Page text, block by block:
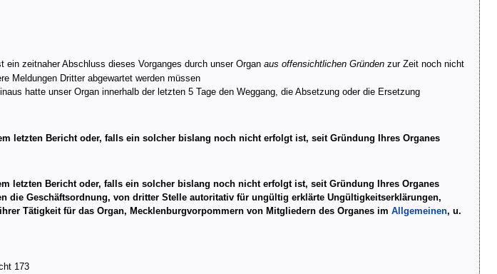
zeitnaher Abschluss dieses Vorganges durch unser Organ aus offensichtlichen Gründenzur Zeit noch nicht
Meldungen Dritter abgewartet werden müssen
hatte unser Organ innerhalb der letzten 5 Tage den Weggang, die Absetzung oder die Ersetzung
letzten Bericht oder, falls ein solcher bislang noch nicht erfolgt ist, seit Gründung Ihres Organes
letzten Bericht oder, falls ein solcher bislang noch nicht erfolgt ist, seit Gründung Ihres Organes
die Geschäftsordnung, von dritter Stelle autoritativ für ungültig erklärte Ungültigkeitserklärungen,
Tätigkeit für das Organ, Mecklenburgvorpommern von Mitgliedern des Organes im Allgemeinen, u.
173